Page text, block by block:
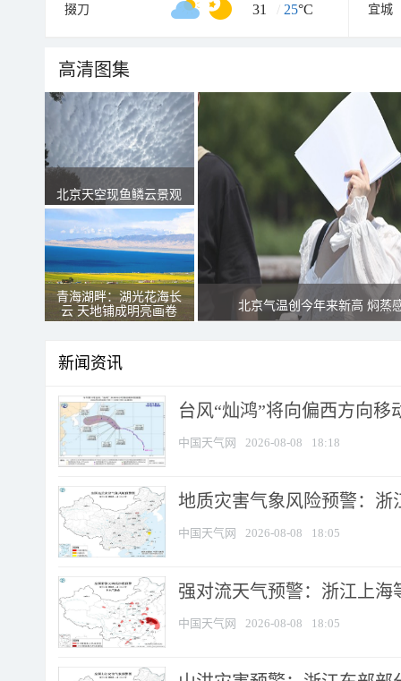
掇刀 31 / 25°C 宜城
高清图集
北京天空现鱼鳞云景观
青海湖畔：湖光花海长
云 天地铺成明亮画卷
北京气温创今年来新高 焖蒸
新闻资讯
台风“灿鸿”将向偏西方向移
中国天气网 2026-08-08 18:18
地质灾害气象风险预警：
中国天气网 2026-08-08 18:05
强对流天气预警：浙江上海
中国天气网 2026-08-08 18:05